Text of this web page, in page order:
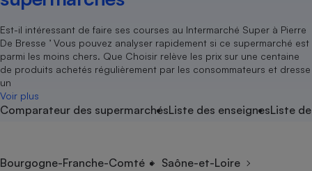
Est-il intéressant de faire ses courses au Intermarché Super à Pierre
De Bresse ’ Vous pouvez analyser rapidement si ce supermarché est
parmi les moins chers. Que Choisir relève les prix sur une centaine
de produits achetés régulièrement par les consommateurs et dresse
un
Voir plus
Comparateur des supermarchésListe des enseignesListe
Bourgogne-Franche-Comté
Saône-et-Loire
Agriculture
Produit alimentaire
Achat - Vente - Location
Carburant
Magasin - Grande surface
Marketing - Fidélisation
Air
Eau
Location
Sport
Vacances - Tourisme
électrique
Senior
Service marchand
Guides d'achat
Conseils
Brèves
Soumettre un litige
Lettres types
Rencontrer une association locale
Nos grandes victoires
Les billets de la présidente
Nos associations locales
Nous rejoindre
En savoir plus sur Que Choisir Ensemble
nous ?
Notre méthodologie
Notre financement
Nos partenaires
Nous rejoindre